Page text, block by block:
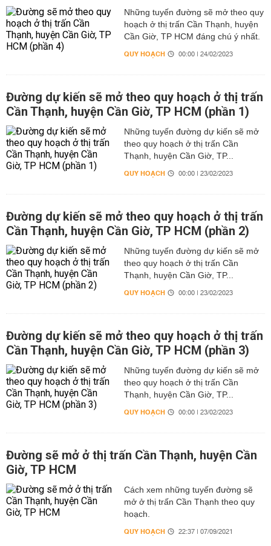
Những tuyến đường sẽ mở theo quy
hoạch ở thị trấn Cần Thạnh, huyện
Cần Giờ, TP HCM đáng chú ý nhất.
QUY HOẠCH 00:00 | 24/02/2023
Đường dự kiến sẽ mở theo quy hoạch ở thị trấn
Cần Thạnh, huyện Cần Giờ, TP HCM (phần 1)
Những tuyến đường dự kiến sẽ mở
theo quy hoạch ở thị trấn Cần
Thạnh, huyện Cần Giờ, TP...
QUY HOẠCH 00:00 | 23/02/2023
Đường dự kiến sẽ mở theo quy hoạch ở thị trấn
Cần Thạnh, huyện Cần Giờ, TP HCM (phần 2)
Những tuyến đường dự kiến sẽ mở
theo quy hoạch ở thị trấn Cần
Thạnh, huyện Cần Giờ, TP...
QUY HOẠCH 00:00 | 23/02/2023
Đường dự kiến sẽ mở theo quy hoạch ở thị trấn
Cần Thạnh, huyện Cần Giờ, TP HCM (phần 3)
Những tuyến đường dự kiến sẽ mở
theo quy hoạch ở thị trấn Cần
Thạnh, huyện Cần Giờ, TP...
QUY HOẠCH 00:00 | 23/02/2023
Đường sẽ mở ở thị trấn Cần Thạnh, huyện Cần
Giờ, TP HCM
Cách xem những tuyến đường sẽ
mở ở thị trấn Cần Thạnh theo quy
hoạch.
QUY HOẠCH 22:37 | 07/09/2021